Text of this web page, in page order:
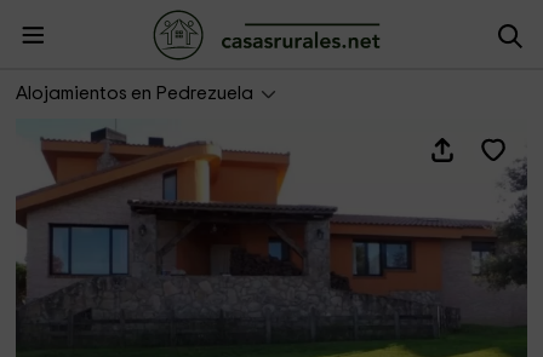
Alojamientos en Pedrezuela
Apartamento Casa Vargas